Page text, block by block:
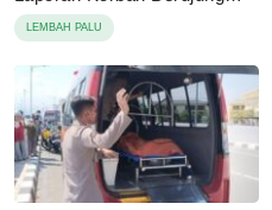
Damai
LEMBAH PALU